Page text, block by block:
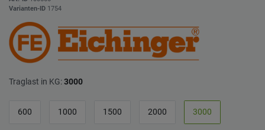
Varianten-ID 1754
Traglast in KG:3000
600 1000 1500 2000 3000